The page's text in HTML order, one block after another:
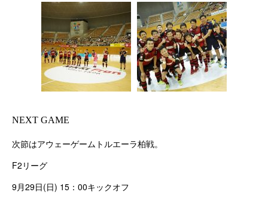
NEXT GAME
次節はアウェーゲームトルエーラ柏戦。
F2 リーグ
9月29日(日) 15 ：00キックオフ